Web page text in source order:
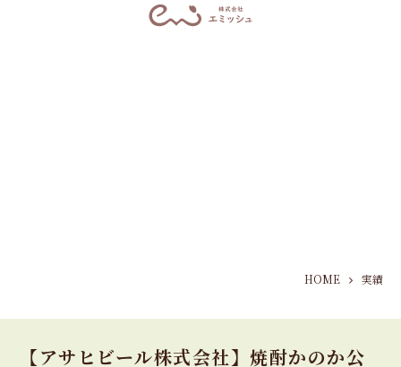
HOME 実績
【アサヒビール株式会社】焼酎かのか公